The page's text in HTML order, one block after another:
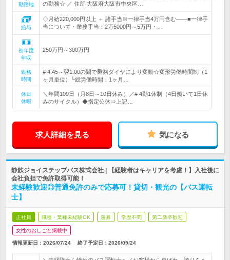
勤務地
の勤務☆ ／ 住所:大阪府大阪市中央区…
給与
◇月給220,000円以上 ＋ 諸手当※一律手当4万円含む――■一律手
当について・業務手当：2万5000円～5万円・…
初年度
年収
250万円～300万円
勤務
時間
# 4:45～翌1:00の間で乗務ダイヤにより変動☆変形労働時間制（1
ヶ月単位）└総労働時間：1ヶ月…
休日
休暇
＼年間109日（月8日～10日休み）／# 4勤1休制（4日働いて1日休
みのサイクル）◆指定公休⇒上記…
求人詳細を見る 気になる
静鉄ジョイステップバス株式会社 | 【経験者はキャリアを考慮！】入社後に
会社負担で免許取得可能！
未経験歓迎◎普通免許のみで応募可！貸切・観光の【バス運転
士】
正社員 職種・業種未経験OK 急募 学歴不問 第二新卒歓迎
女性のおしごと掲載中
情報更新日：2026/07/24 終了予定日： 2026/09/24